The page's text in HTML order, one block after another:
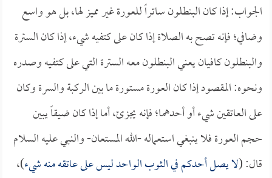
الجواب: إذا كان البنطلون ساتراً للعورة غير مميز لها، بل هو واسع
وضافي؛ فإنه تصح به الصلاة إذا كان على كتفيه شيء، إذا كان السترة
والبنطلون كافيان يعني البنطلون معه السترة التي على كتفيه وصدره
ونحوه: المقصود إذا كان العورة مستورة ما بين الركبة والسرة وكان
على العاتقين شيء أو أحدهما؛ فإنه يجزئ، أما إذا كان ضيقاً يبين
حجم العورة فلا ينبغي استعماله -الله المستعان- والنبي عليه السلام
قال: (لا يصل أحدكم في الثوب الواحد ليس على عاتقه منه شيء)،